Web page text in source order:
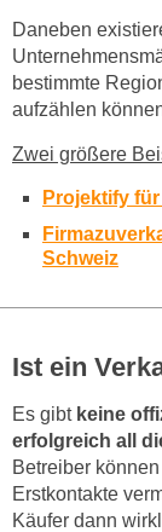
Daneben
bestimmte
aufzählen
Zwei größere
Projektify
Schweiz
Ist ein
Es gibt keine
erfolgreich all
Betreiber
Erstkontakte
Käufer dann